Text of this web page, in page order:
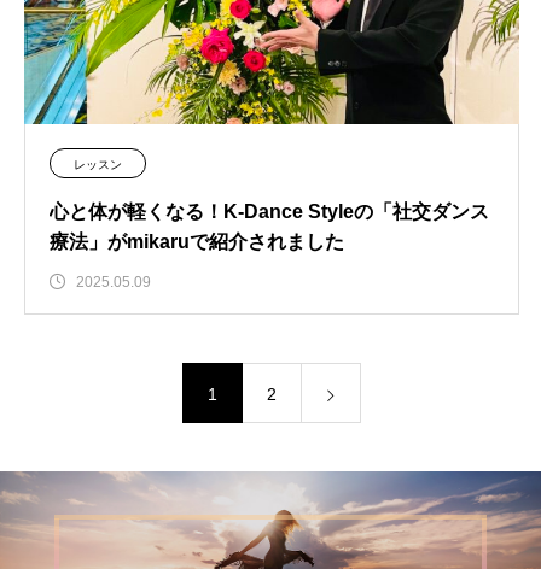
レッスン
心と体が軽くなる！K-Dance Styleの「社交ダンス
療法」がmikaruで紹介されました
2025.05.09
1 2